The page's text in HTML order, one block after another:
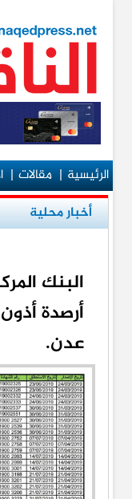
الرئيسية|مقالات|
أخبار محلية
البنك
أرصدة
عدن.